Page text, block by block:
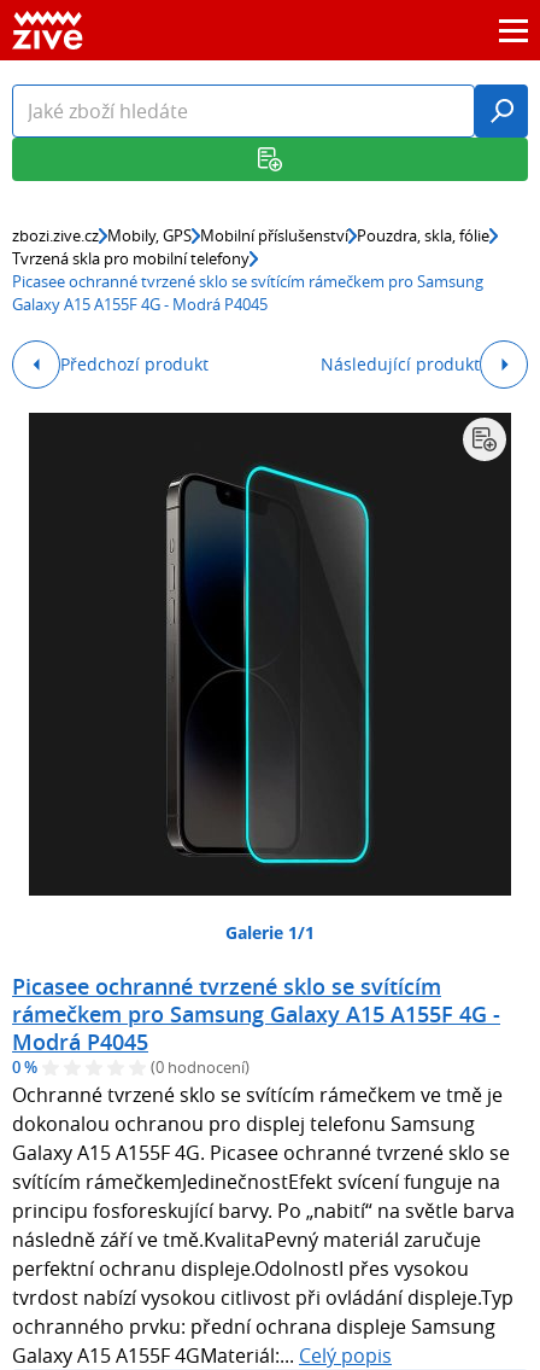
zbozi.zive.cz Mobily, GPS Mobilní příslušenství Pouzdra, skla, fólie
Tvrzená skla pro mobilní telefony
Picasee ochranné tvrzené sklo se svítícím rámečkem pro Samsung
Galaxy A15 A155F 4G - Modrá P4045
Předchozí produkt Následující produkt
Galerie 1/1
Picasee ochranné tvrzené sklo se svítícím
rámečkem pro Samsung Galaxy A15 A155F 4G -
Modrá P4045
0 % (0 hodnocení)
Ochranné tvrzené sklo se svítícím rámečkem ve tmě je
dokonalou ochranou pro displej telefonu Samsung
Galaxy A15 A155F 4G. Picasee ochranné tvrzené sklo se
svítícím rámečkemJedinečnostEfekt svícení funguje na
principu fosforeskující barvy. Po „nabití“ na světle barva
následně září ve tmě.KvalitaPevný materiál zaručuje
perfektní ochranu displeje.OdolnostI přes vysokou
tvrdost nabízí vysokou citlivost při ovládání displeje.Typ
ochranného prvku: přední ochrana displeje Samsung
Galaxy A15 A155F 4GMateriál:... Celý popis